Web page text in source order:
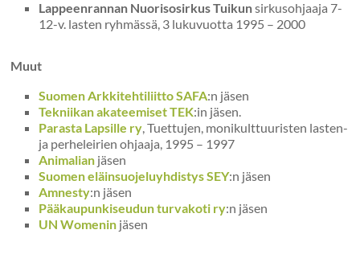
Lappeenrannan Nuorisosirkus Tuikunsirkusohjaaja 7-
12-v. lasten ryhmässä, 3 lukuvuotta 1995 – 2000
Muut
Suomen Arkkitehtiliitto SAFA:n jäsen
Tekniikan akateemiset TEK:in jäsen.
Parasta Lapsille ry, Tuettujen, monikulttuuristen lasten-
ja perheleirien ohjaaja, 1995 – 1997
Animalian jäsen
Suomen eläinsuojeluyhdistys SEY:n jäsen
Amnesty:n jäsen
Pääkaupunkiseudun turvakoti ry:n jäsen
UN Womenin jäsen